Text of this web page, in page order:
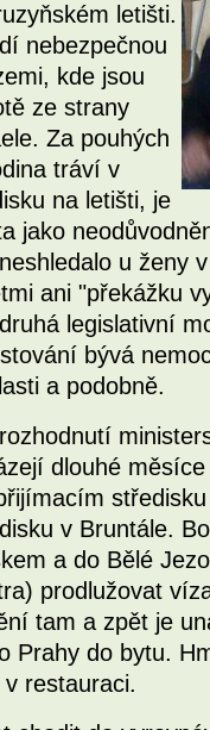
letišti.
nebezpečnou
kde jsou
ze strany
Za pouhých
tráví v
na letišti, je
jako
u ženy
ani "překážku
legislativní
bývá
a podobně.
dlouhé
v Bruntále.
a do Bělé
prodlužovat
tam a zpět je
Prahy do bytu.
restauraci.